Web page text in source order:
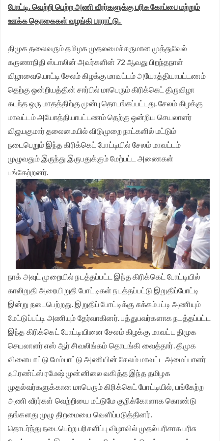
போட்டி. வெற்றி பெற்ற அணி வீரர்களுக்கு பரிசு கோப்பை மற்றும்
ஊக்க தொகைகள் வழங்கி பாராட்டு.
திமுக தலைவரும் தமிழக முதலமைச்சருமான முத்துவேல்
கருணாநிதி ஸ்டாலின் அவர்களின் 72 ஆவது பிறந்தநாள்
விழாவையொட்டி சேலம் கிழக்கு மாவட்டம் அயோத்தியாபட்டணம்
தெற்கு ஒன்றியத்தின் சார்பில் மாபெரும் கிரிக்கெட் திருவிழா
கடந்த ஒரு மாதத்திற்கு முன்பு தொடங்கப்பட்டது. சேலம் கிழக்கு
மாவட்டம் அயோத்தியாபட்டணம் தெற்கு ஒன்றிய செயலாளர்
விஜயகுமார் தலைமையில் விடுமுறை நாட்களில் மட்டும்
நடைபெறும் இந்த கிரிக்கெட் போட்டியில் சேலம் மாவட்டம்
முழுவதும் இருந்து இருபதுக்கும் மேற்பட்ட அணைகள்
பங்கேற்றனர்.
நாக் அவுட் முறையில் நடத்தப்பட்ட இந்த கிரிக்கெட் போட்டியில்
காலிறுதி அரையிறுதி போட்டிகள் நடத்தப்பட்டு இறுதிப்போட்டி
இன்று நடைபெற்றது. இறுதிப் போட்டிக்கு சுக்கம்பட்டி அணியும்
மேட்டுப்பட்டி அணியும் தேர்வாகினர். பத்துபவர்களாக நடத்தப்பட்ட
இந்த கிரிக்கெட் போட்டியினை சேலம் கிழக்கு மாவட்ட திமுக
செயலாளர் எஸ் ஆர் சிவலிங்கம் தொடங்கி வைத்தார். திமுக
விளையாட்டு மேம்பாட்டு அணியின் சேலம் மாவட்ட அமைப்பாளர்
ஃபிரண்ட்ஸ் ரமேஷ் முன்னிலை வகித்த இந்த தமிழக
முதல்வர்களுக்கான மாபெரும் கிரிக்கெட் போட்டியில், பங்கேற்ற
அணி வீரர்கள் வெற்றியை மட்டுமே குறிக்கோளாக கொண்டு
தங்களது முழு திறமையை வெளிப்படுத்தினர்.
தொடர்ந்து நடைபெற்ற பரிசளிப்பு விழாவில் முதல் பரிசாக பரிசு